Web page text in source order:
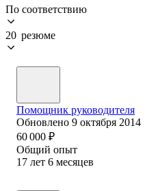
По соответствию
20 резюме
Помощник руководителя
Обновлено 9 октября 2014
60 000 ₽
Общий опыт
17 лет 6 месяцев